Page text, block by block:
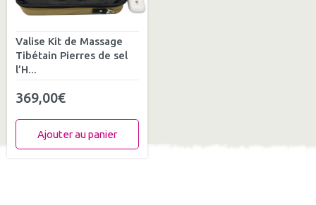
Valise Kit de Massage
Tibétain Pierres de sel
l’H...
369,00€
Ajouter au panier